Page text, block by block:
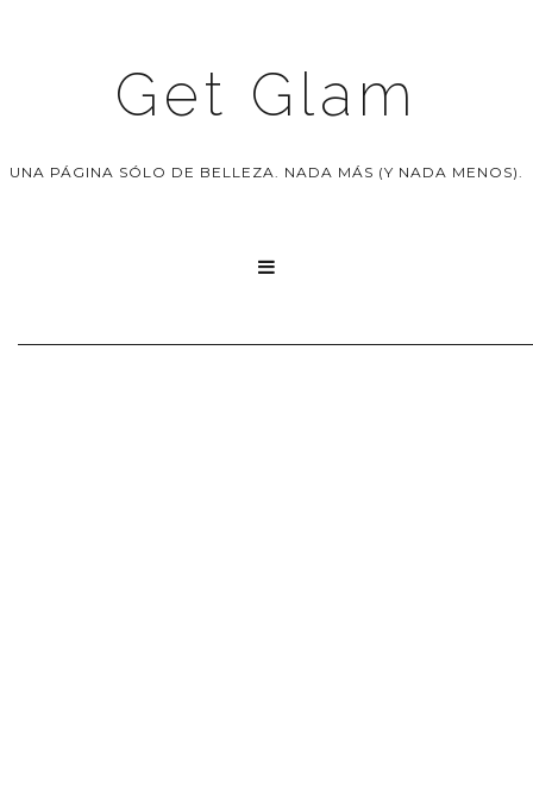
Get Glam
UNA PÁGINA SÓLO DE BELLEZA. NADA MÁS (Y NADA MENOS).
